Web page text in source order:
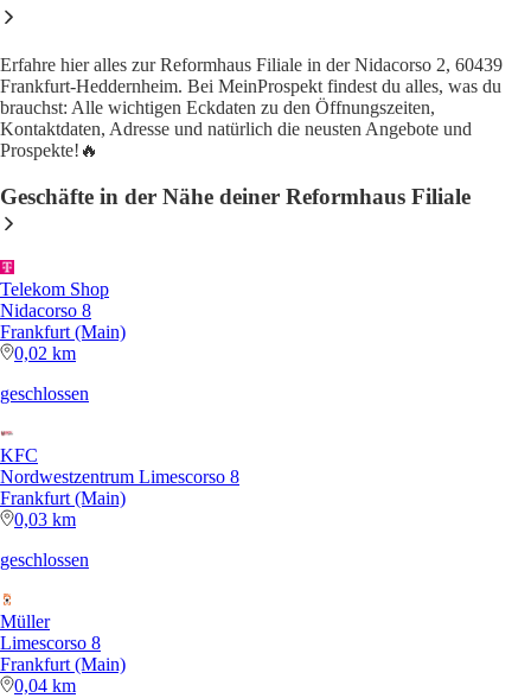
Erfahre hier alles zur Reformhaus Filiale in der Nidacorso 2, 60439
Frankfurt-Heddernheim. Bei MeinProspekt findest du alles, was du
brauchst: Alle wichtigen Eckdaten zu den Öffnungszeiten,
Kontaktdaten, Adresse und natürlich die neusten Angebote und
Prospekte!🔥
Geschäfte in der Nähe deiner Reformhaus Filiale
Telekom Shop
Nidacorso 8
Frankfurt (Main)
0,02 km
geschlossen
KFC
Nordwestzentrum Limescorso 8
Frankfurt (Main)
0,03 km
geschlossen
Müller
Limescorso 8
Frankfurt (Main)
0,04 km